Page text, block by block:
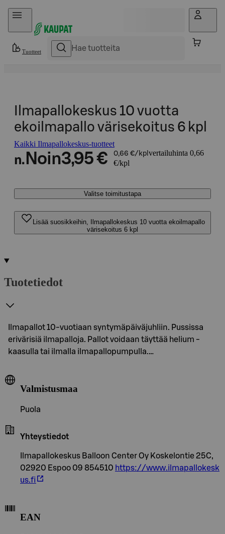
Hyppää sisältöön
Tuotteet
Ilmapallokeskus 10 vuotta
ekoilmapallo värisekoitus 6 kpl
Kaikki Ilmapallokeskus-tuotteet
n. Noin3,95 € 0,66 €/kpl vertailuhinta 0,66
€/kpl
Valitse toimitustapa
Lisää suosikkeihin, Ilmapallokeskus 10 vuotta ekoilmapallo
värisekoitus 6 kpl
Tuotetiedot
Ilmapallot 10-vuotiaan syntymäpäiväjuhliin. Pussissa
erivärisiä ilmapalloja. Pallot voidaan täyttää helium -
kaasulla tai ilmalla ilmapallopumpulla.…
Valmistusmaa
Puola
Yhteystiedot
Ilmapallokeskus Balloon Center Oy Koskelontie 25C,
02920 Espoo 09 854510 https://www.ilmapallokesk
us.fi
EAN